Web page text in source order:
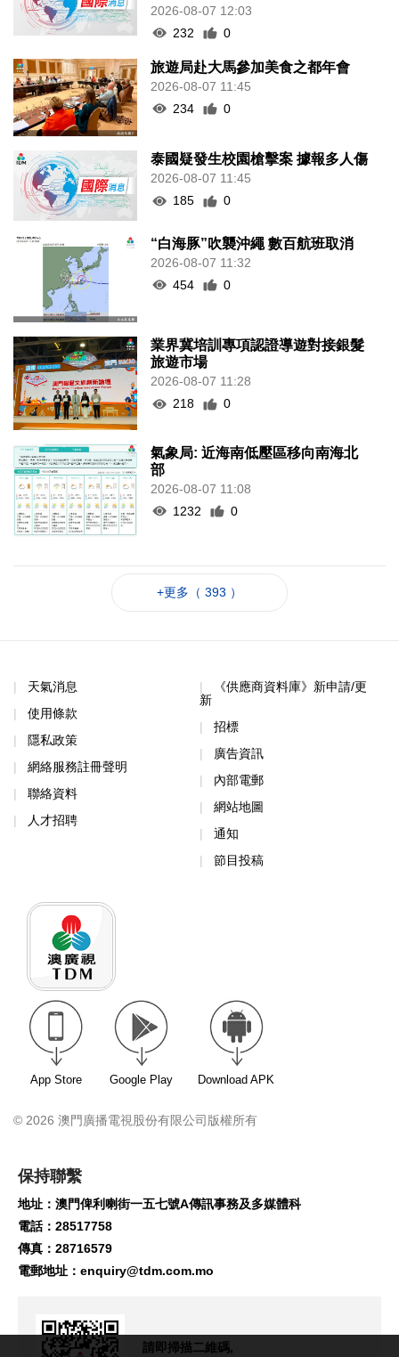
2026-08-07 12:03
232
0
旅遊局赴大馬參加美食之都年會
2026-08-07 11:45
234
0
泰國疑發生校園槍擊案 據報多人傷
2026-08-07 11:45
185
0
“白海豚”吹襲沖繩 數百航班取消
2026-08-07 11:32
454
0
業界冀培訓專項認證導遊對接銀髮
旅遊市場
2026-08-07 11:28
218
0
氣象局: 近海南低壓區移向南海北
部
2026-08-07 11:08
1232
0
+更多（ 393 ）
天氣消息
使用條款
隱私政策
網絡服務註冊聲明
聯絡資料
人才招聘
《供應商資料庫》新申請/更
新
招標
廣告資訊
內部電郵
網站地圖
通知
節目投稿
App Store Google Play Download APK
© 2026 澳門廣播電視股份有限公司版權所有
保持聯繫
地址：澳門俾利喇街一五七號A傳訊事務及多媒體科
電話：28517758
傳真：28716579
電郵地址： enquiry@tdm.com.mo
請即掃描二維碼,